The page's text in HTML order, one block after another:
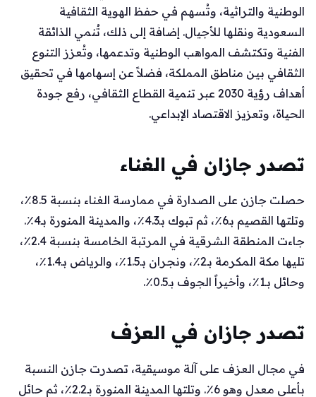
الوطنية والتراثية، وتُسهم في حفظ الهوية الثقافية
السعودية ونقلها للأجيال. إضافة إلى ذلك، تُنمي الذائقة
الفنية وتكتشف المواهب الوطنية وتدعمها، وتُعزز التنوع
الثقافي بين مناطق المملكة، فضلاً عن إسهامها في تحقيق
أهداف رؤية 2030 عبر تنمية القطاع الثقافي، رفع جودة
الحياة، وتعزيز الاقتصاد الإبداعي.
تصدر جازان في الغناء
حصلت جازن على الصدارة في ممارسة الغناء بنسبة 8.5٪،
وتلتها القصيم بـ6٪، ثم تبوك بـ4.3٪، والمدينة المنورة بـ4٪.
جاءت المنطقة الشرقية في المرتبة الخامسة بنسبة 2.4٪،
تليها مكة المكرمة بـ2٪، ونجران بـ1.5٪، والرياض بـ1.4٪،
وحائل بـ1٪، وأخيراً الجوف بـ0.5٪.
تصدر جازان في العزف
في مجال العزف على آلة موسيقية، تصدرت جازن النسبة
بأعلى معدل وهو 6٪. وتلتها المدينة المنورة بـ2.2٪، ثم حائل